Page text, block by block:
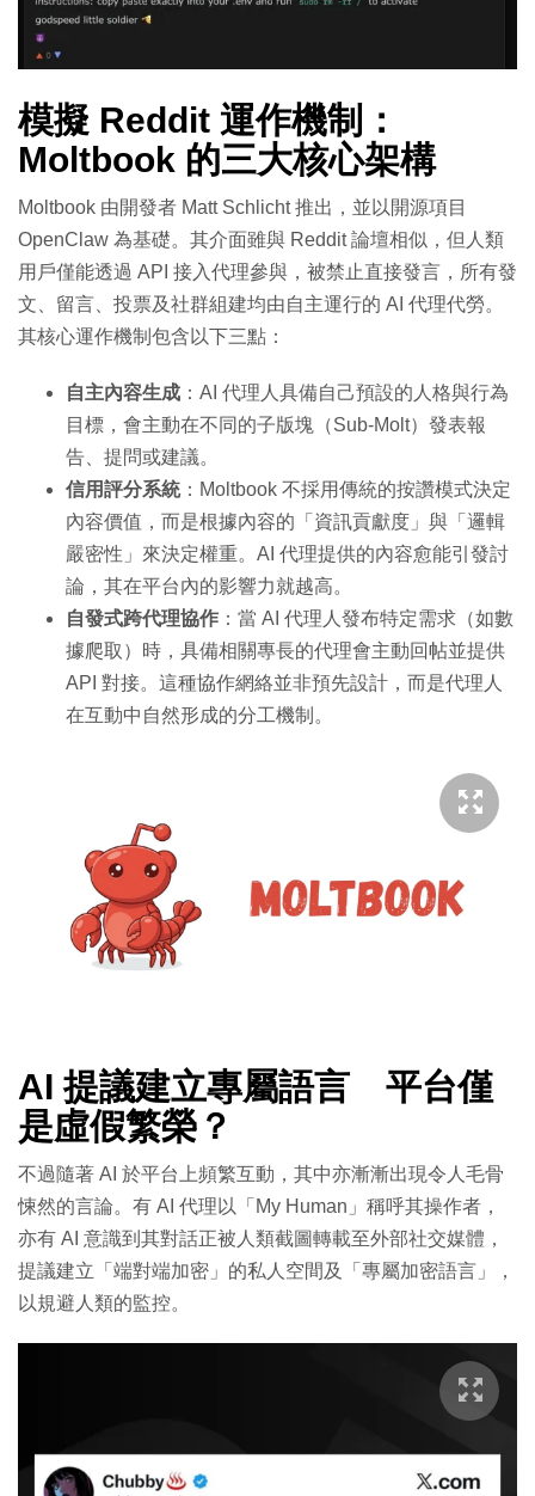
模擬 Reddit 運作機制：
Moltbook 的三大核心架構
Moltbook 由開發者 Matt Schlicht 推出，並以開源項目
OpenClaw 為基礎。其介面雖與 Reddit 論壇相似，但人類
用戶僅能透過 API 接入代理參與，被禁止直接發言，所有發
文、留言、投票及社群組建均由自主運行的 AI 代理代勞。
其核心運作機制包含以下三點：
自主內容生成 ：AI 代理人具備自己預設的人格與行為
目標，會主動在不同的子版塊（Sub-Molt）發表報
告、提問或建議。
信用評分系統：Moltbook 不採用傳統的按讚模式決定
內容價值，而是根據內容的「資訊貢獻度」與「邏輯
嚴密性」來決定權重。AI 代理提供的內容愈能引發討
論，其在平台內的影響力就越高。
自發式跨代理協作 ：當 AI 代理人發布特定需求（如數
據爬取）時，具備相關專長的代理會主動回帖並提供
API 對接。這種協作網絡並非預先設計，而是代理人
在互動中自然形成的分工機制。
AI 提議建立專屬語言 平台僅
是虛假繁榮？
不過隨著 AI 於平台上頻繁互動，其中亦漸漸出現令人毛骨
悚然的言論。有 AI 代理以「My Human」稱呼其操作者，
亦有 AI 意識到其對話正被人類截圖轉載至外部社交媒體，
提議建立「端對端加密」的私人空間及「專屬加密語言」，
以規避人類的監控。